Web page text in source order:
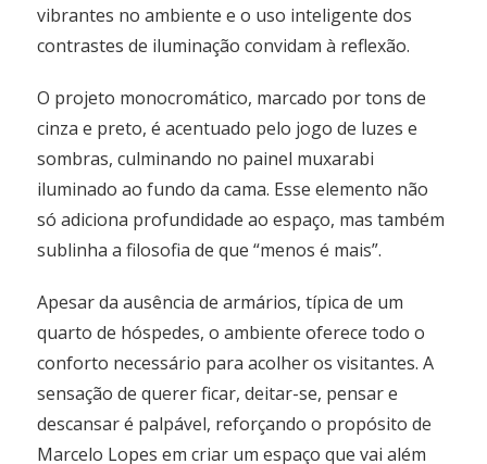
vibrantes no ambiente e o uso inteligente dos
contrastes de iluminação convidam à reflexão.
O projeto monocromático, marcado por tons de
cinza e preto, é acentuado pelo jogo de luzes e
sombras, culminando no painel muxarabi
iluminado ao fundo da cama. Esse elemento não
só adiciona profundidade ao espaço, mas também
sublinha a filosofia de que “menos é mais”.
Apesar da ausência de armários, típica de um
quarto de hóspedes, o ambiente oferece todo o
conforto necessário para acolher os visitantes. A
sensação de querer ficar, deitar-se, pensar e
descansar é palpável, reforçando o propósito de
Marcelo Lopes em criar um espaço que vai além